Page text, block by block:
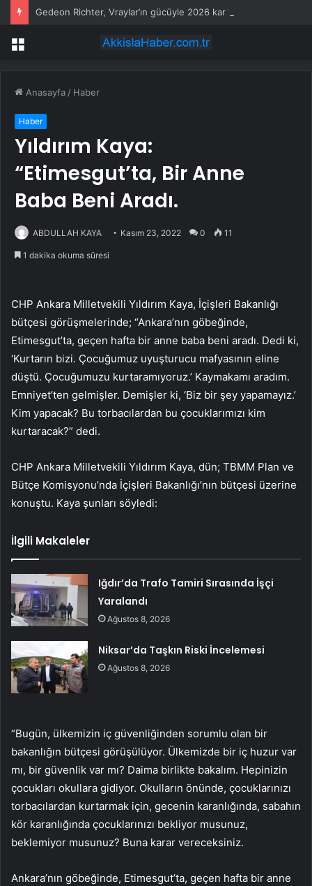
Menü
Anasayfa / Haber
Haber
Yıldırım Kaya:
“Etimesgut’ta, Bir Anne
Baba Beni Aradı.
ABDULLAH KAYA Kasım 23, 2022 0 11
1 dakika okuma süresi
CHP Ankara Milletvekili Yıldırım Kaya, İçişleri Bakanlığı
bütçesi görüşmelerinde; “Ankara’nın göbeğinde,
Etimesgut’ta, geçen hafta bir anne baba beni aradı. Dedi ki,
‘Kurtarın bizi. Çocuğumuz uyuşturucu mafyasının eline
düştü. Çocuğumuzu kurtaramıyoruz.’ Kaymakamı aradım.
Emniyet’ten gelmişler. Demişler ki, ‘Biz bir şey yapamayız.’
Kim yapacak? Bu torbacılardan bu çocuklarımızı kim
kurtaracak?” dedi.
CHP Ankara Milletvekili Yıldırım Kaya, dün; TBMM Plan ve
Bütçe Komisyonu’nda İçişleri Bakanlığı’nın bütçesi üzerine
konuştu. Kaya şunları söyledi:
İlgili Makaleler
Iğdır’da Trafo Tamiri Sırasında İşçi
Yaralandı
Ağustos 8, 2026
Niksar’da Taşkın Riski İncelemesi
Ağustos 8, 2026
“Bugün, ülkemizin iç güvenliğinden sorumlu olan bir
bakanlığın bütçesi görüşülüyor. Ülkemizde bir iç huzur var
mı, bir güvenlik var mı? Daima birlikte bakalım. Hepinizin
çocukları okullara gidiyor. Okulların önünde, çocuklarınızı
torbacılardan kurtarmak için, gecenin karanlığında, sabahın
kör karanlığında çocuklarınızı bekliyor musunuz,
beklemiyor musunuz? Buna karar vereceksiniz.
Ankara’nın göbeğinde, Etimesgut’ta, geçen hafta bir anne